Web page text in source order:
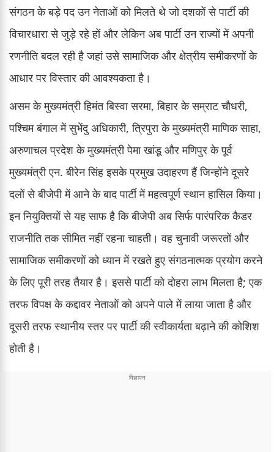
संगठन के बड़े पद उन नेताओं को मिलते थे जो दशकों से पार्टी की
विचारधारा से जुड़े रहे हों और लेकिन अब पार्टी उन राज्यों में अपनी
रणनीति बदल रही है जहां उसे सामाजिक और क्षेत्रीय समीकरणों के
आधार पर विस्तार की आवश्यकता है।
असम के मुख्यमंत्री हिमंत बिस्वा सरमा, बिहार के सम्राट चौधरी,
पश्चिम बंगाल में सुभेंदु अधिकारी, त्रिपुरा के मुख्यमंत्री माणिक साहा,
अरुणाचल प्रदेश के मुख्यमंत्री पेमा खांडू और मणिपुर के पूर्व
मुख्यमंत्री एन. बीरेन सिंह इसके प्रमुख उदाहरण हैं जिन्होंने दूसरे
दलों से बीजेपी में आने के बाद पार्टी में महत्वपूर्ण स्थान हासिल किया।
इन नियुक्तियों से यह साफ है कि बीजेपी अब सिर्फ पारंपरिक कैडर
राजनीति तक सीमित नहीं रहना चाहती। वह चुनावी जरूरतों और
सामाजिक समीकरणों को ध्यान में रखते हुए संगठनात्मक प्रयोग करने
के लिए पूरी तरह तैयार है। इससे पार्टी को दोहरा लाभ मिलता है; एक
तरफ विपक्ष के कद्दावर नेताओं को अपने पाले में लाया जाता है और
दूसरी तरफ स्थानीय स्तर पर पार्टी की स्वीकार्यता बढ़ाने की कोशिश
होती है।